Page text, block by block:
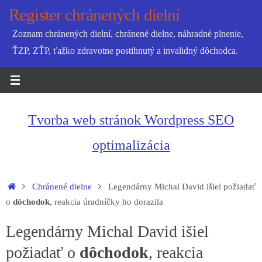
SkipRegister chránených dielní
Zoznam chránených dielní, chránené dielne, náhradné plnenie,
ŤZP, ZŤP, ťažko zdravotne postihnutý a invalidný dôchodca.
Tvorba web stránok Wordpress SEO
optimalizácia
HomeChránené dielne
Legendárny Michal David išiel požiadať
o dôchodok, reakcia úradníčky ho dorazila
Legendárny Michal David išiel
požiadať o dôchodok, reakcia